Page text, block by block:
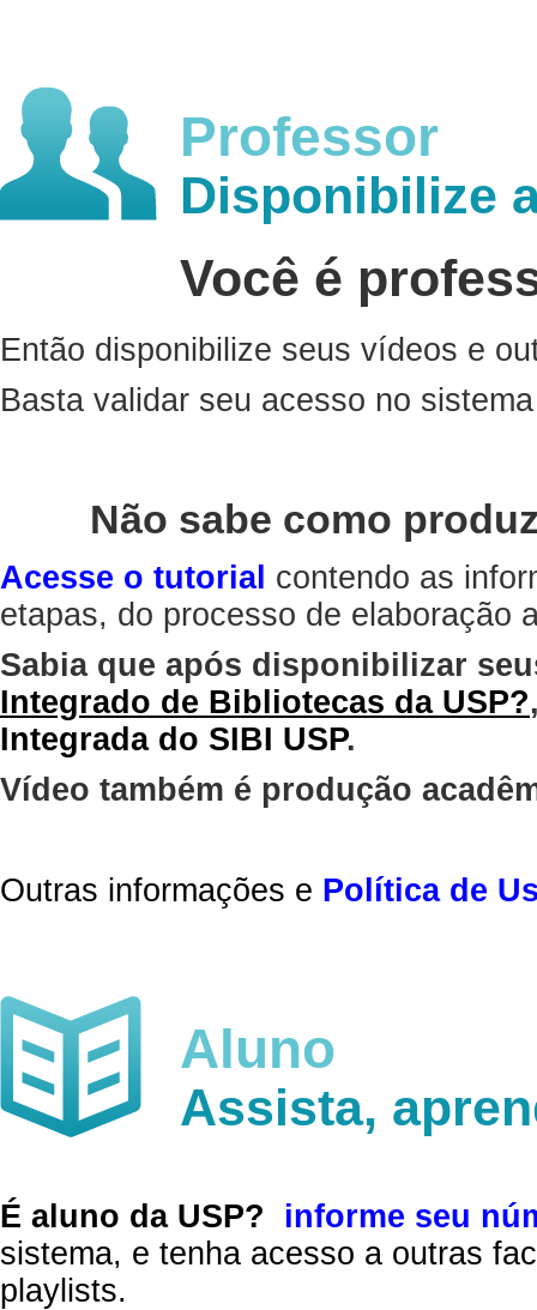
Professor
Disponibilize
Você é
Então disponibilize seus vídeos e
Basta validar seu acesso no
Não sabe como
Acesse o tutorial contendo as
etapas, do processo de elaboração
Sabia que após disponibilizar
Integrado de Bibliotecas da USP?
Integrada do SIBI USP.
Vídeo também é produção
Outras informações e Política de
Aluno
Assista,
É aluno da USP?
informe seu
sistema, e tenha acesso a outras
playlists.